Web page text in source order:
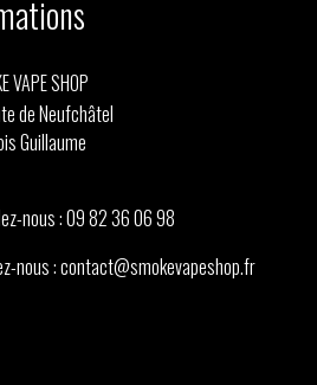
VAPE SHOP
de Neufchâtel
Guillaume
nous :09 82 36 06 98
nous :contact@smokevapeshop.fr